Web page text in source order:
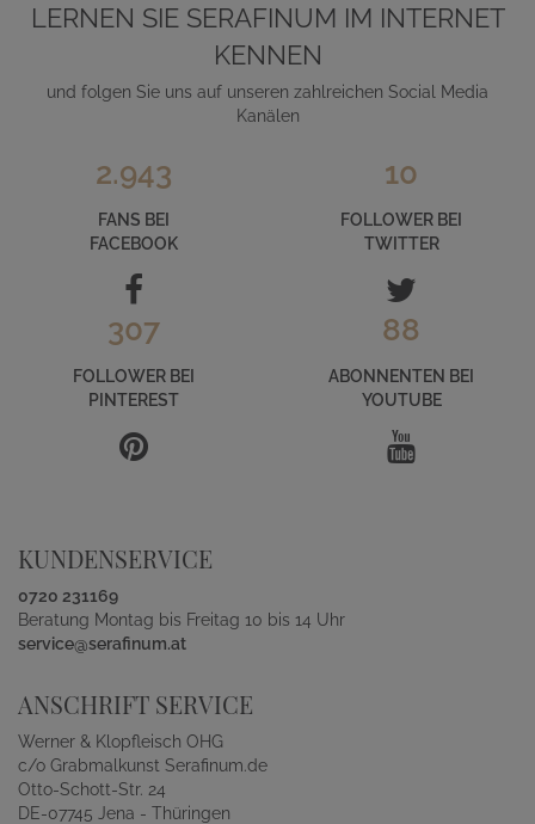
LERNEN SIE SERAFINUM IM INTERNET
KENNEN
und folgen Sie uns auf unseren zahlreichen Social Media
Kanälen
2.943
FANS BEI
FACEBOOK
10
FOLLOWER BEI
TWITTER
307
FOLLOWER BEI
PINTEREST
88
ABONNENTEN BEI
YOUTUBE
KUNDENSERVICE
0720 231169
Beratung Montag bis Freitag 10 bis 14 Uhr
service@serafinum.at
ANSCHRIFT SERVICE
Werner & Klopfleisch OHG
c/o Grabmalkunst Serafinum.de
Otto-Schott-Str. 24
DE-07745 Jena - Thüringen